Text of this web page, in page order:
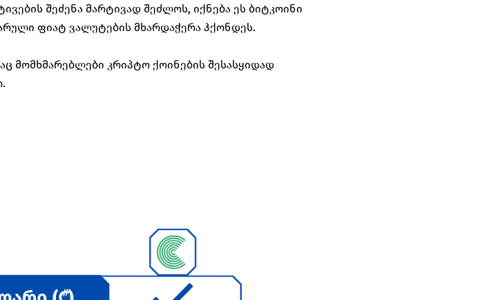
შეძენა მარტივად შეძლოს, იქნება ეს ბიტკოინი
ფიატ ვალუტების მხარდაჭერა ჰქონდეს.
მომხმარებლები კრიპტო ქოინების შესასყიდად